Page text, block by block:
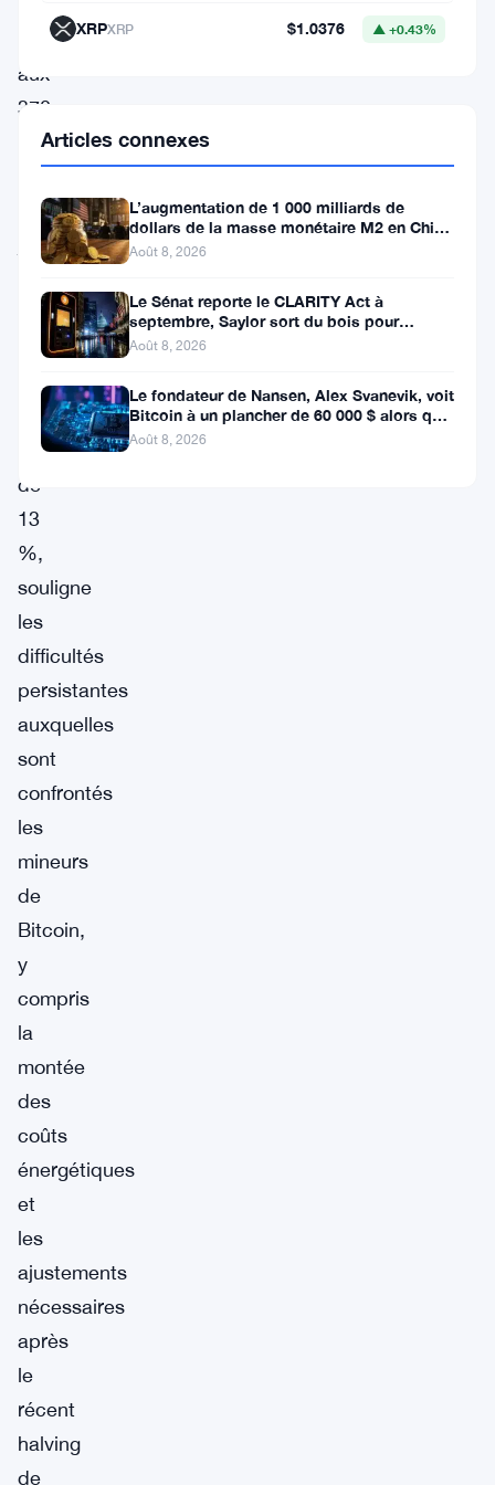
rapport
aux
370
Bitcoin
juillet.
réduction,
correspondant
une
baisse
de
13
%,
souligne
les
difficultés
persistantes
auxquelles
sont
confrontés
les
mineurs
de
Bitcoin,
y
compris
la
montée
des
coûts
énergétiques
et
les
ajustements
nécessaires
après
le
récent
halving
de
XRPXRP $1.0376 ▲ +0.43%
Articles connexes
L’augmentation de 1 000 milliards de
dollars de la masse monétaire M2 en Chine
laisse les traders de Bitcoin
Août 8, 2026
Le Sénat reporte le CLARITY Act à
septembre, Saylor sort du bois pour
Bitcoin
Août 8, 2026
Le fondateur de Nansen, Alex Svanevik, voit
Bitcoin à un plancher de 60 000 $ alors que
les actifs tokenisés
Août 8, 2026